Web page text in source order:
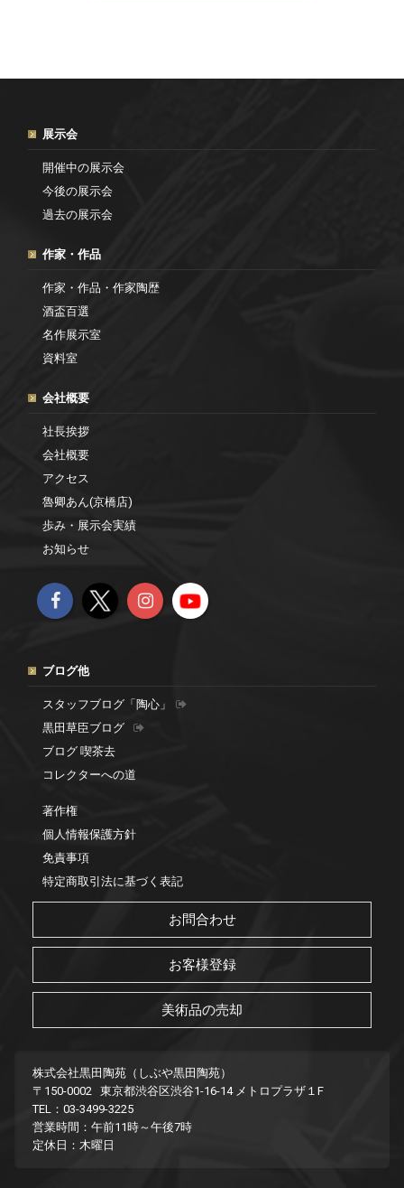
展示会
開催中の展示会
今後の展示会
過去の展示会
作家・作品
作家・作品・作家陶歴
酒盃百選
名作展示室
資料室
会社概要
社長挨拶
会社概要
アクセス
魯卿あん(京橋店)
歩み・展示会実績
お知らせ
ブログ他
スタッフブログ「陶心」
黒田草臣ブログ
ブログ 喫茶去
コレクターへの道
著作権
個人情報保護方針
免責事項
特定商取引法に基づく表記
お問合わせ
お客様登録
美術品の売却
株式会社黒田陶苑（しぶや黒田陶苑）
〒150-0002 東京都渋谷区渋谷1-16-14 メトロプラザ１F
TEL：03-3499-3225
営業時間：午前11時～午後7時
定休日：木曜日